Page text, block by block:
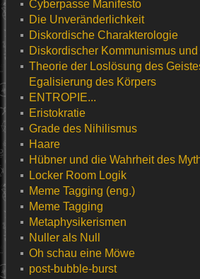
Cyberpasse Manifesto
Die Unveränderlichkeit
Diskordische Charakterologie
Diskordischer Kommunismus
Theorie der Loslösung des
Egalisierung des Körpers
ENTROPIE...
Eristokratie
Grade des Nihilismus
Haare
Hübner und die Wahrheit des
Locker Room Logik
Meme Tagging (eng.)
Meme Tagging
Metaphysikerismen
Nuller als Null
Oh schau eine Möwe
post-bubble-burst